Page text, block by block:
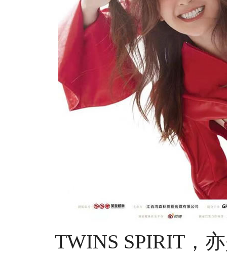
TWINS SPIRIT，亦